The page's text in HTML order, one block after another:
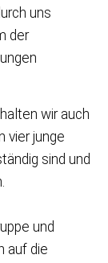
uns
der
wir auch
vier junge
sind und
und
auf die